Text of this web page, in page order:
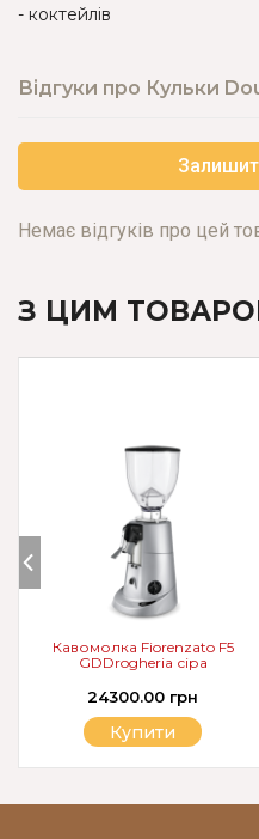
- коктейлів
Відгуки про Кульки
Немає відгуків про цей
З ЦИМ
Кавомолка Fiorenzato F5
GDDrogheria сіра
24300.00 грн
Купити